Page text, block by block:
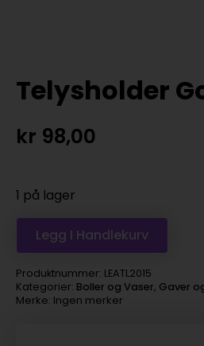
Telysholder
kr 98,00
1 på lager
Legg I Handlekurv
Produktnummer: LEATL2015
Kategorier: Boller og Vaser, Gaver
Merke: Ingen merker